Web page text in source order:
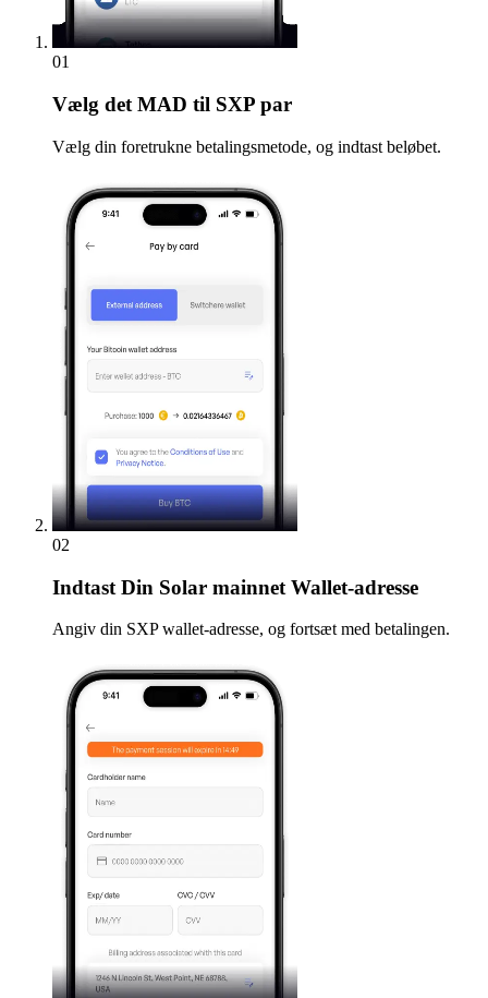
01
Vælg det MAD til SXP par
Vælg din foretrukne betalingsmetode, og indtast beløbet.
02
Indtast Din Solar mainnet Wallet-adresse
Angiv din SXP wallet-adresse, og fortsæt med betalingen.